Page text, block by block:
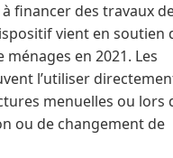
financer des travaux
vient en soutien
ménages en 2021. Les
l’utiliser
menuelles ou lors
ou de changement de